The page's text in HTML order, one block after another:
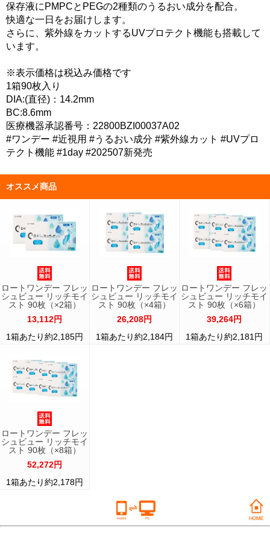
保存液にPMPCとPEGの2種類のうるおい成分を配合。
快適な一日をお届けします。
さらに、紫外線をカットするUVプロテクト機能も搭載して
います。
※表示価格は税込み価格です
1箱90枚入り
DIA:(直径)：14.2mm
BC:8.6mm
医療機器承認番号：22800BZI00037A02
#ワンデー #近視用 #うるおい成分 #紫外線カット #UVプロ
テクト機能 #1day #202507新発売
オススメ商品
ロートワンデー フレッ
シュビュー リッチモイ
スト 90枚（×2箱）
13,112円
1箱あたり約2,185円
ロートワンデー フレッ
シュビュー リッチモイ
スト 90枚（×4箱）
26,208円
1箱あたり約2,184円
ロートワンデー フレッ
シュビュー リッチモイ
スト 90枚（×6箱）
39,264円
1箱あたり約2,181円
ロートワンデー フレッ
シュビュー リッチモイ
スト 90枚（×8箱）
52,272円
1箱あたり約2,178円